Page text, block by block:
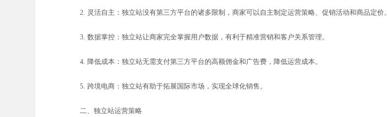
2. 灵活自主：独立站没有第三方平台的诸多限制，商家可以自主制定运营策略、促销活动和商品定价。
3. 数据掌控：独立站让商家完全掌握用户数据，有利于精准营销和客户关系管理。
4. 降低成本：独立站无需支付第三方平台的高额佣金和广告费，降低运营成本。
5. 跨境电商：独立站有助于拓展国际市场，实现全球化销售。
二、独立站运营策略